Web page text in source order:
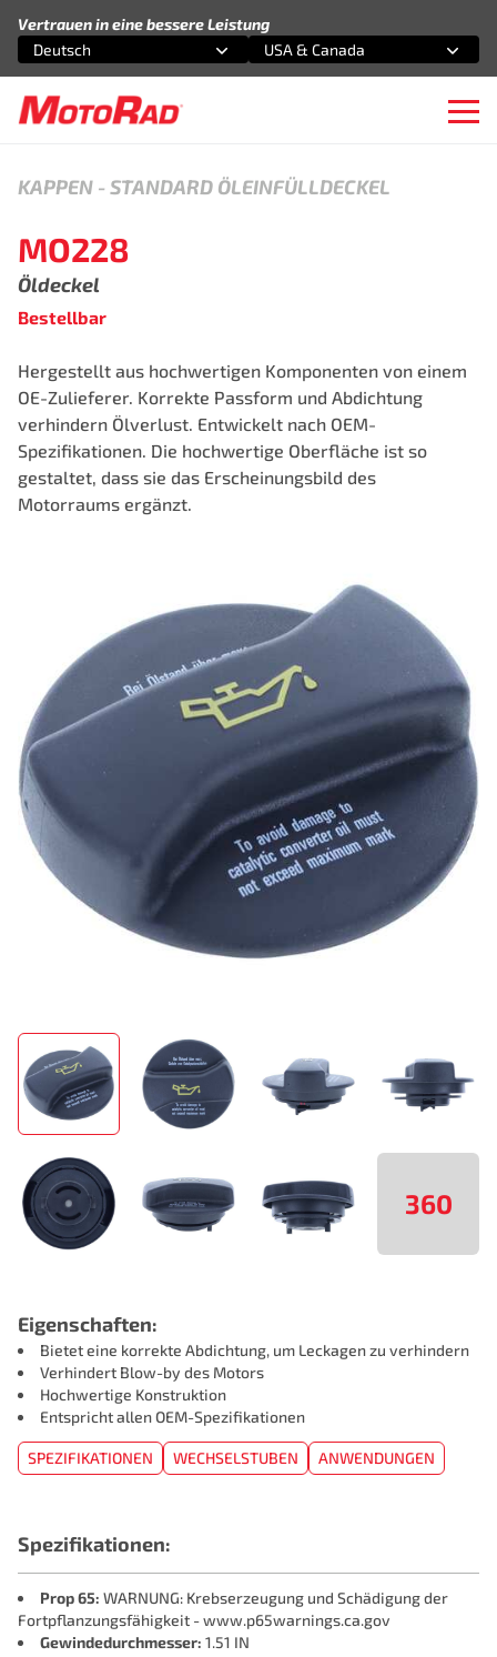
Vertrauen in eine bessere Leistung
Wählen Sie eine Option
Deutsch
Wählen Sie eine Option
USA & Canada
360
KAPPEN - STANDARD ÖLEINFÜLLDECKEL
MO228
Öldeckel
Bestellbar
Hergestellt aus hochwertigen Komponenten von einem
OE-Zulieferer. Korrekte Passform und Abdichtung
verhindern Ölverlust. Entwickelt nach OEM-
Spezifikationen. Die hochwertige Oberfläche ist so
gestaltet, dass sie das Erscheinungsbild des
Motorraums ergänzt.
Eigenschaften:
Bietet eine korrekte Abdichtung, um Leckagen zu verhindern
Verhindert Blow-by des Motors
Hochwertige Konstruktion
Entspricht allen OEM-Spezifikationen
SPEZIFIKATIONEN WECHSELSTUBEN ANWENDUNGEN
Spezifikationen:
Prop 65: WARNUNG: Krebserzeugung und Schädigung der
Fortpflanzungsfähigkeit - www.p65warnings.ca.gov
Gewindedurchmesser: 1.51 IN